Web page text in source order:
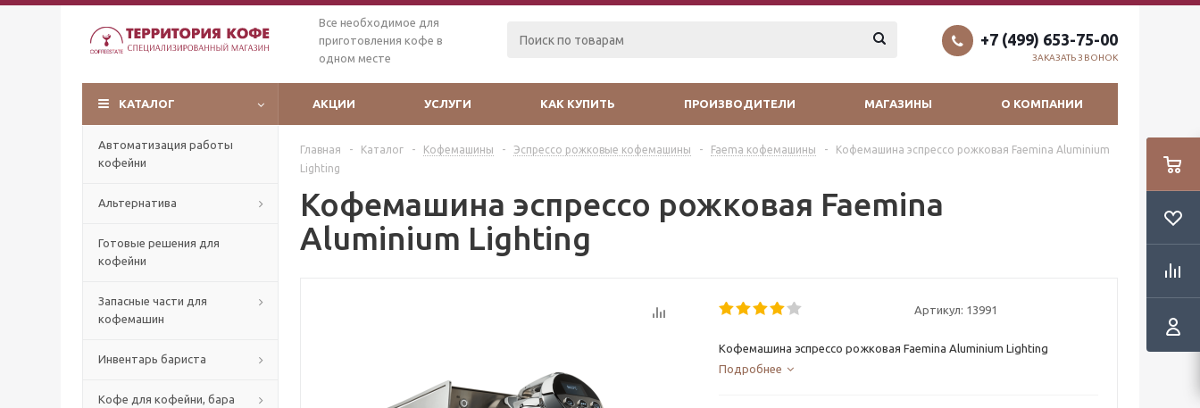
Все необходимое для
приготовления кофе в
одном месте
+7 (499) 653-75-00
ЗАКАЗАТЬ ЗВОНОК
КАТАЛОГ АКЦИИ УСЛУГИ КАК КУПИТЬ ПРОИЗВОДИТЕЛИ МАГАЗИНЫ О КОМПАНИИ
Автоматизация работы
кофейни
Альтернатива
Готовые решения для
кофейни
Запасные части для
кофемашин
Инвентарь бариста
Кофе для кофейни, бара
Главная - Каталог - Кофемашины - Эспрессо рожковые кофемашины - Faema кофемашины -
Кофемашина эспрессо рожковая Faemina Aluminium
Lighting
Кофемашина эспрессо рожковая Faemina
Aluminium Lighting
Артикул: 13991
Кофемашина эспрессо рожковая Faemina Aluminium Lighting
Подробнее